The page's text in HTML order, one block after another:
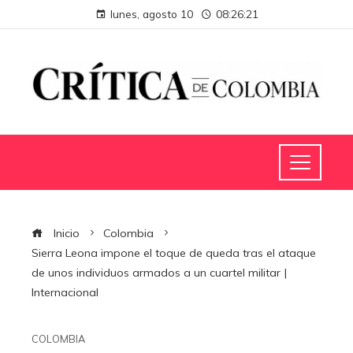
lunes, agosto 10 08:26:22
Inicio
Colombia
Sierra Leona impone el toque de queda tras el ataque
de unos individuos armados a un cuartel militar |
Internacional
COLOMBIA